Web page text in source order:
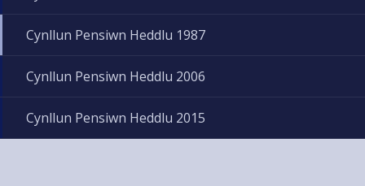
Cynllun Pensiwn Heddlu 1987
Cynllun Pensiwn Heddlu 2006
Cynllun Pensiwn Heddlu 2015